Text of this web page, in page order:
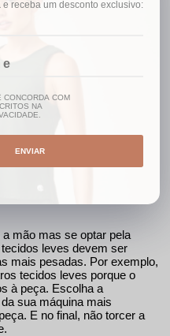
peças claras, peças
mão mas se optar pela
leves devem ser
mais pesadas. Por exemplo,
tecidos leves porque o
à peça. Escolha a
sua máquina mais
E no final, não torcer a
e receba um desconto exclusivo:
COM
NA
ENVIAR